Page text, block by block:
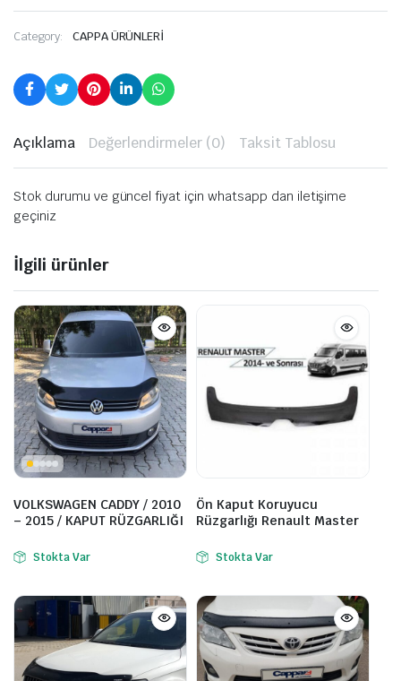
Category: CAPPA ÜRÜNLERİ
Açıklama Değerlendirmeler (0) Taksit Tablosu
Stok durumu ve güncel fiyat için whatsapp dan iletişime
geçiniz
İlgili ürünler
VOLKSWAGEN CADDY / 2010
– 2015 / KAPUT RÜZGARLIĞI
Stokta Var
Ön Kaput Koruyucu
Rüzgarlığı Renault Master
Stokta Var